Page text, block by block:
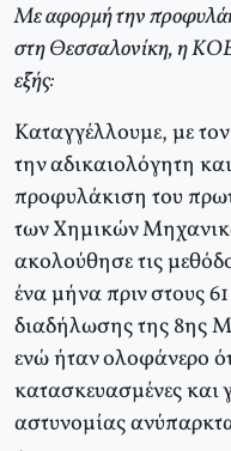
Mε αφορμή την
στη Θεσσαλονίκη, η
εξής:
Kαταγγέλλουμε, με
την αδικαιολόγητη
προφυλάκιση του
των Xημικών
ακολούθησε τις
ένα μήνα πριν στους
διαδήλωσης της 8ης
ενώ ήταν ολοφάνερο
κατασκευασμένες και
αστυνομίας